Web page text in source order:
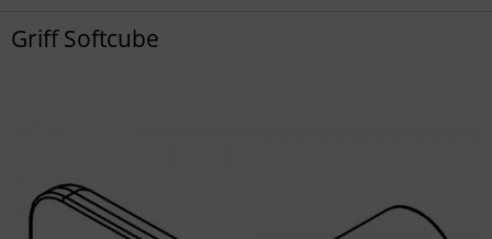
Griff Softcube